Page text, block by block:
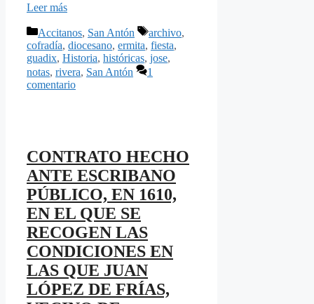
Leer más
Categorías
Accitanos, San Antón Etiquetas
archivo,
cofradía, diocesano, ermita, fiesta,
guadix, Historia, históricas, jose,
notas, rivera, San Antón
1
comentario
CONTRATO HECHO
ANTE ESCRIBANO
PÚBLICO, EN 1610,
EN EL QUE SE
RECOGEN LAS
CONDICIONES EN
LAS QUE JUAN
LÓPEZ DE FRÍAS,